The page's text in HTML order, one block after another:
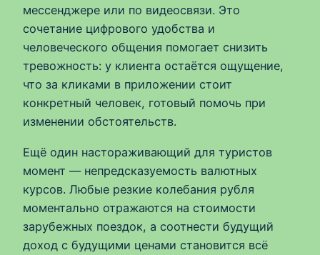
мессенджере или по видеосвязи. Это
сочетание цифрового удобства и
человеческого общения помогает снизить
тревожность: у клиента остаётся ощущение,
что за кликами в приложении стоит
конкретный человек, готовый помочь при
изменении обстоятельств.
Ещё один настораживающий для туристов
момент — непредсказуемость валютных
курсов. Любые резкие колебания рубля
моментально отражаются на стоимости
зарубежных поездок, а соотнести будущий
доход с будущими ценами становится всё